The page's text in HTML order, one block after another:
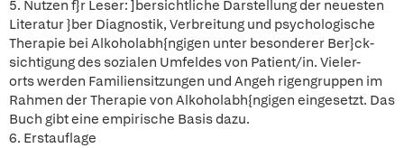
5. Nutzen f}r Leser: ]bersichtliche Darstellung der neuesten
Literatur }ber Diagnostik, Verbreitung und psychologische
Therapie bei Alkoholabh{ngigen unter besonderer Ber}ck-
sichtigung des sozialen Umfeldes von Patient/in. Vieler-
orts werden Familiensitzungen und Angeh rigengruppen im
Rahmen der Therapie von Alkoholabh{ngigen eingesetzt. Das
Buch gibt eine empirische Basis dazu.
6. Erstauflage